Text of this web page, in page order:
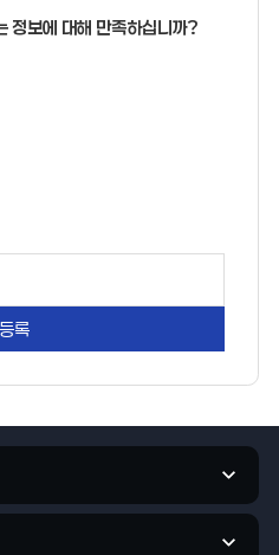
정보에 대해 만족하십니까?